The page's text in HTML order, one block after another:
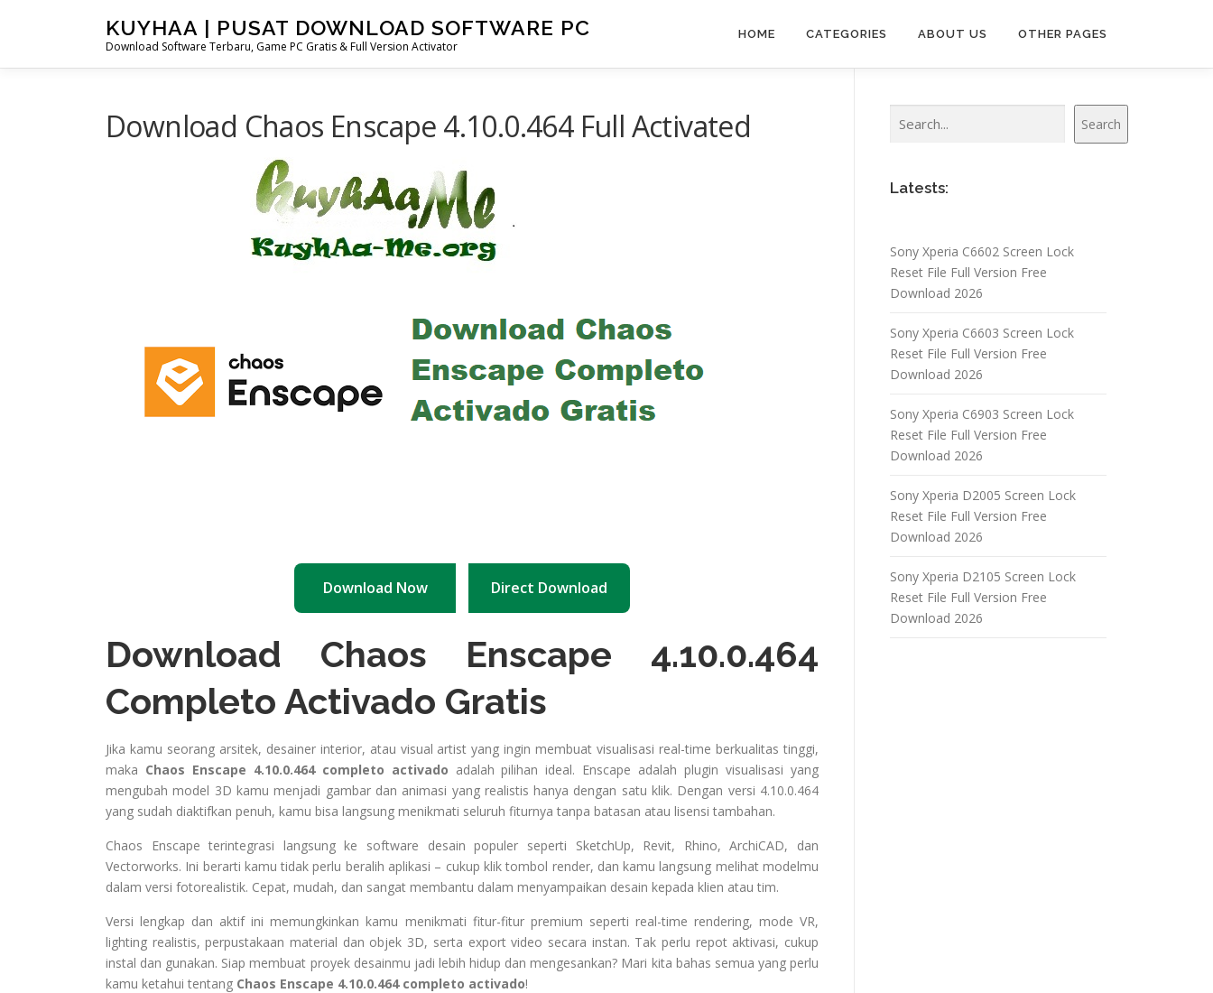
KUYHAA | PUSAT DOWNLOAD SOFTWARE PC
Download Software Terbaru, Game PC Gratis & Full Version Activator
HOME CATEGORIES ABOUT US OTHER PAGES
Download Chaos Enscape 4.10.0.464 Full Activated
Download Now Direct Download
Download Chaos Enscape 4.10.0.464
Completo Activado Gratis
Jika kamu seorang arsitek, desainer interior, atau visual artist yang ingin membuat visualisasi real-time berkualitas tinggi,
maka Chaos Enscape 4.10.0.464 completo activado adalah pilihan ideal. Enscape adalah plugin visualisasi yang
mengubah model 3D kamu menjadi gambar dan animasi yang realistis hanya dengan satu klik. Dengan versi 4.10.0.464
yang sudah diaktifkan penuh, kamu bisa langsung menikmati seluruh fiturnya tanpa batasan atau lisensi tambahan.
Chaos Enscape terintegrasi langsung ke software desain populer seperti SketchUp, Revit, Rhino, ArchiCAD, dan
Vectorworks. Ini berarti kamu tidak perlu beralih aplikasi – cukup klik tombol render, dan kamu langsung melihat modelmu
dalam versi fotorealistik. Cepat, mudah, dan sangat membantu dalam menyampaikan desain kepada klien atau tim.
Versi lengkap dan aktif ini memungkinkan kamu menikmati fitur-fitur premium seperti real-time rendering, mode VR,
lighting realistis, perpustakaan material dan objek 3D, serta export video secara instan. Tak perlu repot aktivasi, cukup
instal dan gunakan. Siap membuat proyek desainmu jadi lebih hidup dan mengesankan? Mari kita bahas semua yang perlu
kamu ketahui tentang Chaos Enscape 4.10.0.464 completo activado!
Search
Latests:
Sony Xperia C6602 Screen Lock
Reset File Full Version Free
Download 2026
Sony Xperia C6603 Screen Lock
Reset File Full Version Free
Download 2026
Sony Xperia C6903 Screen Lock
Reset File Full Version Free
Download 2026
Sony Xperia D2005 Screen Lock
Reset File Full Version Free
Download 2026
Sony Xperia D2105 Screen Lock
Reset File Full Version Free
Download 2026